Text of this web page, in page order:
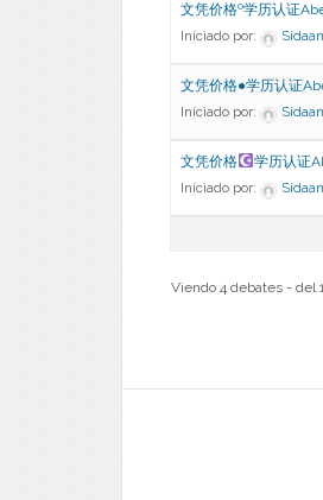
文凭价格º学历认证
Iniciado por:
文凭价格●学历认证
Iniciado por:
文凭价格 学历认证
Iniciado por:
Viendo 4 debates - del